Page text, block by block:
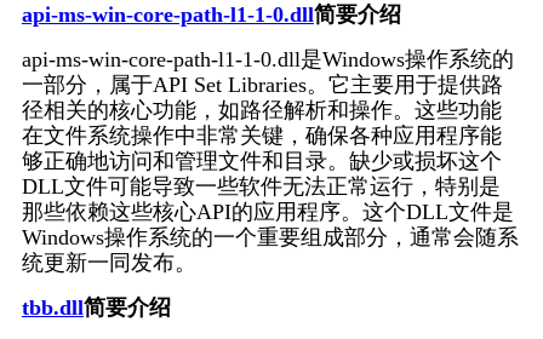
api-ms-win-core-path-l1-1-0.dll简要介绍
api-ms-win-core-path-l1-1-0.dll是Windows操作系统的
一部分，属于API Set Libraries。它主要用于提供路
径相关的核心功能，如路径解析和操作。这些功能
在文件系统操作中非常关键，确保各种应用程序能
够正确地访问和管理文件和目录。缺少或损坏这个
DLL文件可能导致一些软件无法正常运行，特别是
那些依赖这些核心API的应用程序。这个DLL文件是
Windows操作系统的一个重要组成部分，通常会随系
统更新一同发布。
tbb.dll简要介绍